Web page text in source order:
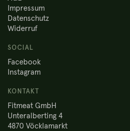
Impressum
Datenschutz
Widerruf
SOCIAL
Facebook
Instagram
KONTAKT
Fitmeat GmbH
Unteralberting 4
4870 Vöcklamarkt